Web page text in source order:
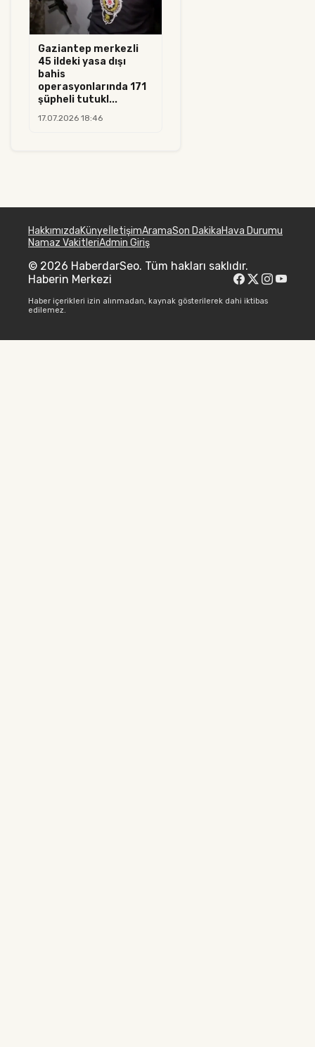
Gaziantep merkezli
45 ildeki yasa dışı
bahis
operasyonlarında 171
şüpheli tutukl...
17.07.2026 18:46
HakkımızdaKünyeİletişimAramaSon DakikaHava Durumu
Namaz VakitleriAdmin Giriş
© 2026 HaberdarSeo. Tüm hakları saklıdır.
Haberin Merkezi
Haber içerikleri izin alınmadan, kaynak gösterilerek dahi iktibas
edilemez.